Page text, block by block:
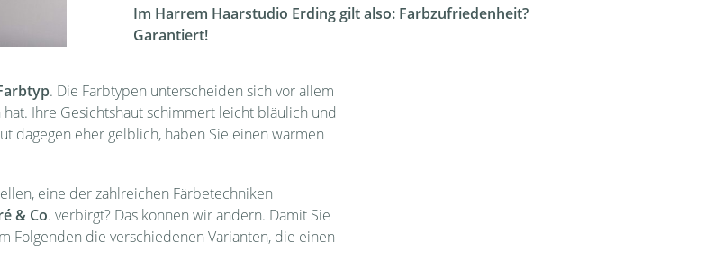
Im Harrem Haarstudio Erding gilt also: Farbzufriedenheit?
Garantiert!
. Die Farbtypen unterscheiden sich vor allem
Ihre Gesichtshaut schimmert leicht bläulich und
dagegen eher gelblich, haben Sie einen warmen
eine der zahlreichen Färbetechniken
& Co. verbirgt? Das können wir ändern. Damit Sie
Folgenden die verschiedenen Varianten, die einen